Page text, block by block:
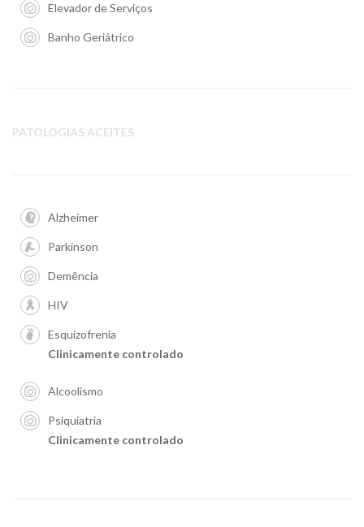
Elevador de Serviços
Banho Geriátrico
PATOLOGIAS ACEITES
Alzheimer
Parkinson
Demência
HIV
Esquizofrenia
Clinicamente controlado
Alcoolismo
Psiquiatria
Clinicamente controlado